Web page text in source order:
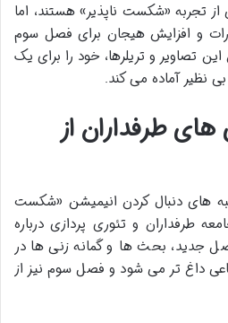
تجربه «شکست ناپذیر» هستند، اما
و افزایش هیجان برای فصل سوم
این تصاویر و تریلرها، خود را برای یک
نظیر آماده می کند.
های طرفداران از
های دنبال کردن انیمیشن «شکست
طرفداران و تئوری پردازی درباره
جدید، بحث ها و گمانه زنی ها در
داغ تر می شود و فصل سوم نیز از